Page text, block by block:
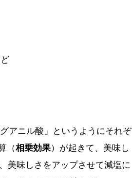
ニル酸」というようにそれぞ
（相乗効果）が起きて、美味し
美味しさをアップさせて減塩に